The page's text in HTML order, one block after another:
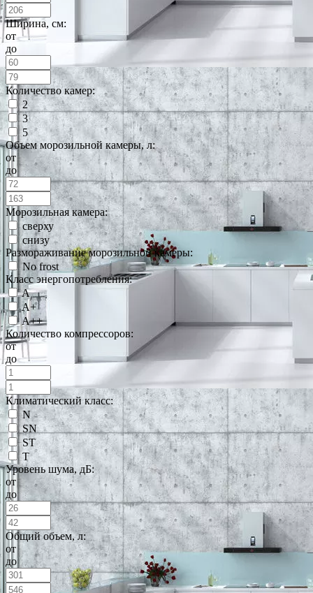
Ширина, см:
от
до
Количество камер:
2
3
5
Объем морозильной камеры, л:
от
до
Морозильная камера:
сверху
снизу
Размораживание морозильной камеры:
No frost
Класс энергопотребления:
A
A+
A++
Количество компрессоров:
от
до
Климатический класс:
N
SN
ST
T
Уровень шума, дБ:
от
до
Общий объем, л:
от
до